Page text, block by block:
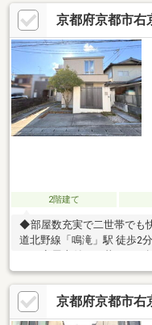
京都府京都市右
2階建て
◆部屋数充実で二世帯でも
道北野線「鳴滝」駅 徒歩2
たリフォームのご提案も可
【周辺環境】◇スーパーマ
分）◇セブンイレブン 京都
局 常盤店：450ｍ（徒歩約
京都府京都市右